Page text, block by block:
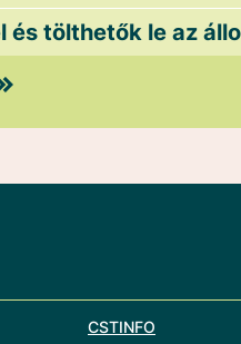
és tölthetők le az
CSTINFO